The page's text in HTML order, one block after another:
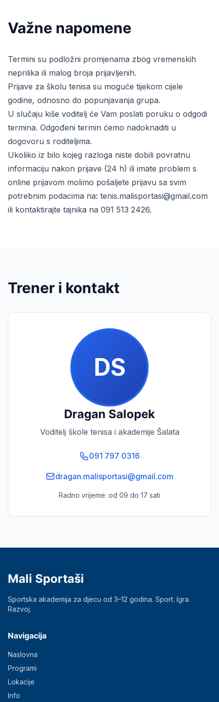
Važne napomene
Termini su podložni promjenama zbog vremenskih
neprilika ili malog broja prijavljenih.
Prijave za školu tenisa su moguće tijekom cijele
godine, odnosno do popunjavanja grupa.
U slučaju kiše voditelj će Vam poslati poruku o odgodi
termina. Odgođeni termin ćemo nadoknaditi u
dogovoru s roditeljima.
Ukoliko iz bilo kojeg razloga niste dobili povratnu
informaciju nakon prijave (24 h) ili imate problem s
online prijavom molimo pošaljete prijavu sa svim
potrebnim podacima na: tenis.malisportasi@gmail.com
ili kontaktirajte tajnika na 091 513 2426.
Trener i kontakt
DS
Dragan Salopek
Voditelj škole tenisa i akademije Šalata
091 797 0316
dragan.malisportasi@gmail.com
Radno vrijeme: od 09 do 17 sati
Mali Sportaši
Sportska akademija za djecu od 3–12 godina. Sport. Igra.
Razvoj.
Navigacija
Naslovna
Programi
Lokacije
Info